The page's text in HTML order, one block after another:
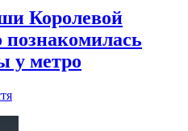
Королевой
познакомилась
у метро